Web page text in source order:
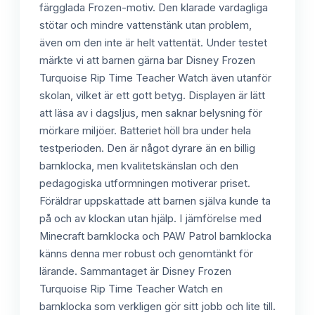
färgglada Frozen-motiv. Den klarade vardagliga
stötar och mindre vattenstänk utan problem,
även om den inte är helt vattentät. Under testet
märkte vi att barnen gärna bar Disney Frozen
Turquoise Rip Time Teacher Watch även utanför
skolan, vilket är ett gott betyg. Displayen är lätt
att läsa av i dagsljus, men saknar belysning för
mörkare miljöer. Batteriet höll bra under hela
testperioden. Den är något dyrare än en billig
barnklocka, men kvalitetskänslan och den
pedagogiska utformningen motiverar priset.
Föräldrar uppskattade att barnen själva kunde ta
på och av klockan utan hjälp. I jämförelse med
Minecraft barnklocka och PAW Patrol barnklocka
känns denna mer robust och genomtänkt för
lärande. Sammantaget är Disney Frozen
Turquoise Rip Time Teacher Watch en
barnklocka som verkligen gör sitt jobb och lite till.